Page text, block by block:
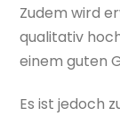
Zudem wird
qualitativ
einem guten
Es ist jedoch